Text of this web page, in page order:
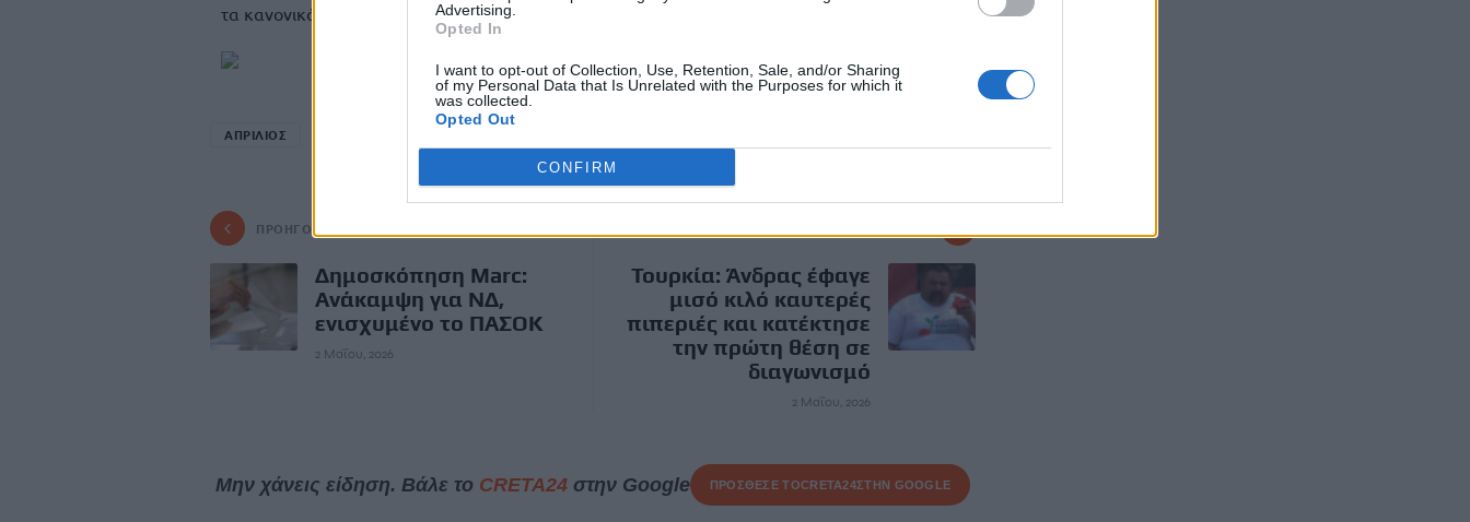
Advertising.
Opted In
I want to opt-out of Collection, Use, Retention, Sale, and/or Sharing
of my Personal Data that Is Unrelated with the Purposes for which it
was collected.
Opted Out
CONFIRM
τα κανονικά επίπεδα
ΑΠΡΙΛΙΟΣ
ΠΡΟΗΓΟΎΜΕΝΟ
Δημοσκόπηση Marc:
Ανάκαμψη για ΝΔ,
ενισχυμένο το ΠΑΣΟΚ
2 Μαΐου, 2026
Τουρκία: Άνδρας έφαγε
μισό κιλό καυτερές
πιπεριές και κατέκτησε
την πρώτη θέση σε
διαγωνισμό
2 Μαΐου, 2026
Μην χάνεις είδηση. Βάλε το CRETA24στην Google ΠΡΟΣΘΕΣΕ ΤΟCRETA24ΣΤΗΝ GOOGLE